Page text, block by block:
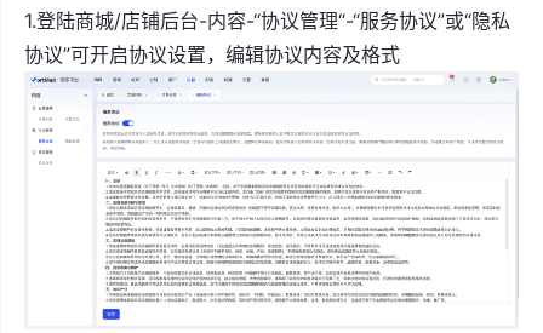
1.登陆商城/店铺后台-内容-“协议管理“-“服务协议”或“隐私
协议”可开启协议设置，编辑协议内容及格式